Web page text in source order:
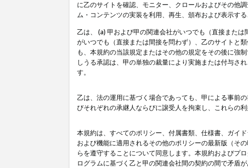
に乙のサイトを確認、モニター、クロールおよびその他
ム・コンテンツの実装を利用、再生、頒布および表示す
乙は、 (a) 甲および甲の関連会社がいつでも（直接また
がいつでも（直接または間接を問わず）、乙のサイトと
も、本規約の当該規定またはその他の規定をその後に強
しうる承認は、甲の単独の裁量により実施または付与さ
す。
乙は、法の運用に基づく場合であっても、甲による事前
びそれぞれの承継人ならびに譲受人を拘束し、これらの
本規約は、すべてのポリシー、付属書類、仕様書、ガイ
および機能に適用されるその他のポリシーの最新版（そ
らを遵守することについて同意します。本規約およびプ
ログラムに基づく乙と甲の関連会社間の契約の間で矛盾